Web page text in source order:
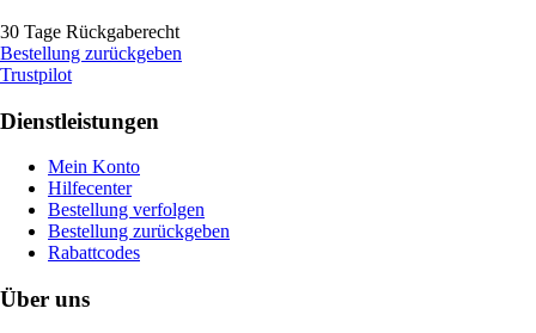
30 Tage Rückgaberecht
Bestellung zurückgeben
Trustpilot
Dienstleistungen
Mein Konto
Hilfecenter
Bestellung verfolgen
Bestellung zurückgeben
Rabattcodes
Über uns